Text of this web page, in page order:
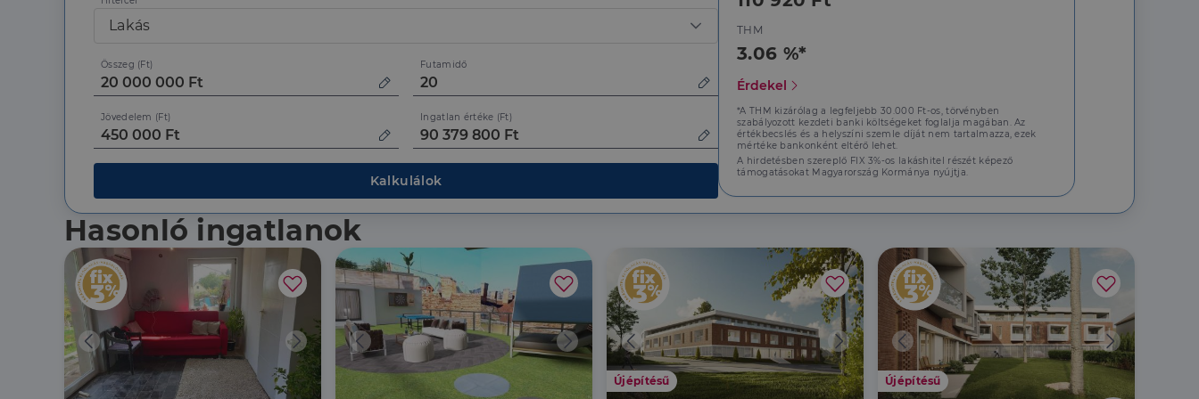
Lakás
Összeg (Ft) Futamidő
Jövedelem (Ft) Ingatlan értéke (Ft)
Kalkulálok
THM
3.06 %*
Érdekel
*A THM kizárólag a legfeljebb 30.000 Ft-os, törvényben
szabályozott kezdeti banki költségeket foglalja magában. Az
értékbecslés és a helyszíni szemle díját nem tartalmazza, ezek
mértéke bankonként eltérő lehet.
A hirdetésben szereplő FIX 3%-os lakáshitel részét képező
támogatásokat Magyarország Kormánya nyújtja.
Hasonló ingatlanok
Újépítésű Újépítésű